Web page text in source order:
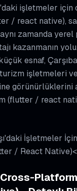
işletmeler için
/ react native),
zamanda yerel
kazanmanın
esnaf,
işletmeleri
görünürlüklerini
(flutter / react
İşletmeler
/ React
Cross-